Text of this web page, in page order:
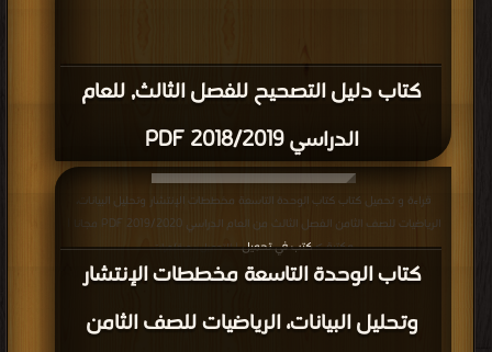
كتاب دليل التصحيح للفصل الثالث, للعام
الدراسي 2018/2019 PDF
كتاب الوحدة التاسعة مخططات الإنتشار
وتحليل البيانات، الرياضيات للصف الثامن
قراءة و تحميل كتاب كتاب الوحدة التاسعة مخططات الإنتشار وتحليل البيانات،
الرياضيات للصف الثامن الفصل الثالث من العام الدراسي 2019/2020 PDF مجانا |
مكتبة >كتب في تحميل| التحميل : مرة/مرات